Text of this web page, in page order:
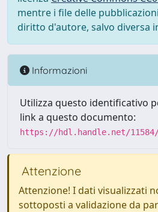
mentre i file delle
diritto d'autore, salvo diversa
Informazioni
Utilizza questo identificativo
link a questo documento:
https://hdl.handle.net/11584/
Attenzione
Attenzione! I dati visualizzati
sottoposti a validazione da